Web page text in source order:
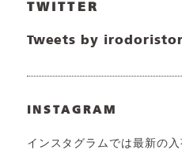
TWITTER
Tweets by
INSTAGRAM
インスタグラムでは最新の